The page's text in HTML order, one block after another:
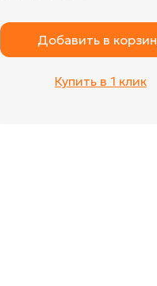
Добавить в
Купить в 1 клик